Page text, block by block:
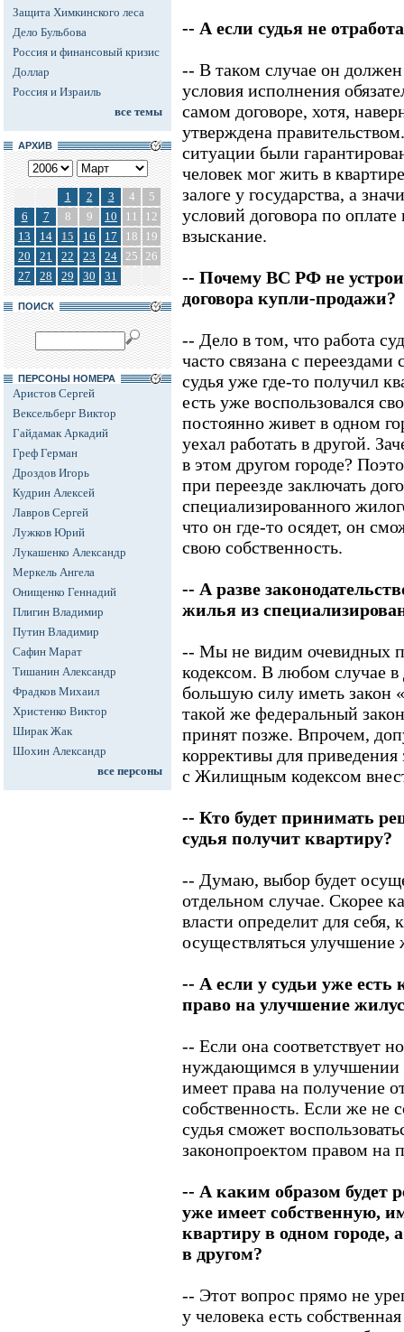
Защита Химкинского леса
Дело Бульбова
Россия и финансовый кризис
Доллар
Россия и Израиль
все темы
АРХИВ
1 2 3 4
5
6
7 8 9 10 11
12
13
14 15 16 17 18
19
20
21 22 23 24 25 26
27
28 29 30 31
ПОИСК
ПЕРСОНЫ НОМЕРА
Аристов Сергей
Вексельберг Виктор
Гайдамак Аркадий
Греф Герман
Дроздов Игорь
Кудрин Алексей
Лавров Сергей
Лужков Юрий
Лукашенко Александр
Меркель Ангела
Онищенко Геннадий
Плигин Владимир
Путин Владимир
Сафин Марат
Тишанин Александр
Фрадков Михаил
Христенко Виктор
Ширак Жак
Шохин Александр
все персоны
-- А если судья не
-- В таком случае он
условия исполнения
самом договоре, хотя,
утверждена
ситуации были
человек мог жить в
залоге у государства, а
условий договора по
взыскание.
-- Почему ВС РФ не
договора купли-продажи?
-- Дело в том, что работа
часто связана с
судья уже где-то получил
есть уже воспользовался
постоянно живет в одном
уехал работать в другой.
в этом другом городе?
при переезде заключать
специализированного
что он где-то осядет, он
свою собственность.
-- А разве
жилья из
-- Мы не видим очевидных
кодексом. В любом случае в
большую силу иметь закон
такой же федеральный
принят позже. Впрочем,
коррективы для приведения
с Жилищным кодексом
-- Кто будет принимать
судья получит квартиру?
-- Думаю, выбор будет
отдельном случае. Скорее
власти определит для себя,
осуществляться улучшение
-- А если у судьи уже есть
право на улучшение
-- Если она соответствует
нуждающимся в
имеет права на получение
собственность. Если же не
судья сможет
законопроектом правом на
-- А каким образом будет
уже имеет собственную,
квартиру в одном городе,
в другом?
-- Этот вопрос прямо не
у человека есть